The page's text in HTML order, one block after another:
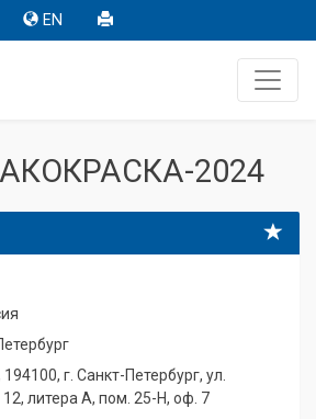
EN
2024
194100, г. Санкт-Петербург, ул.
литера А, пом. 25-Н, оф. 7